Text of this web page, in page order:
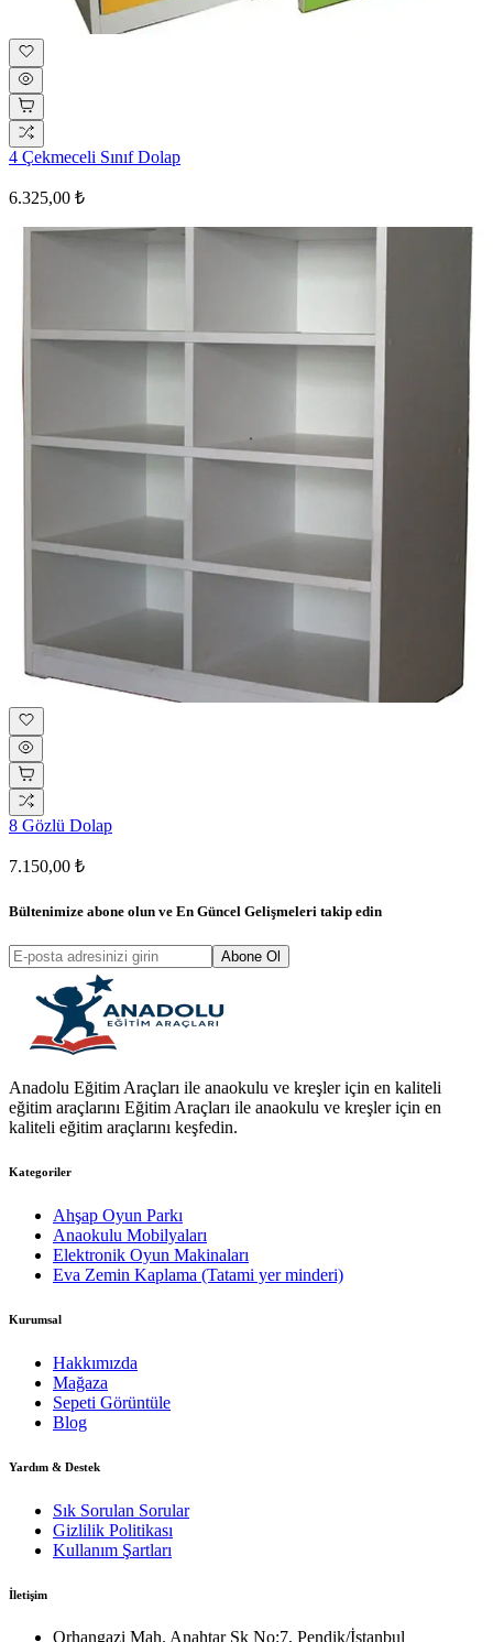
4 Çekmeceli Sınıf Dolap
6.325,00 ₺
8 Gözlü Dolap
7.150,00 ₺
Bültenimize abone olun ve En Güncel Gelişmeleri takip edin
Abone Ol
Anadolu Eğitim Araçları ile anaokulu ve kreşler için en kaliteli
eğitim araçlarını Eğitim Araçları ile anaokulu ve kreşler için en
kaliteli eğitim araçlarını keşfedin.
Kategoriler
Ahşap Oyun Parkı
Anaokulu Mobilyaları
Elektronik Oyun Makinaları
Eva Zemin Kaplama (Tatami yer minderi)
Kurumsal
Hakkımızda
Mağaza
Sepeti Görüntüle
Blog
Yardım & Destek
Sık Sorulan Sorular
Gizlilik Politikası
Kullanım Şartları
İletişim
Orhangazi Mah. Anahtar Sk No:7, Pendik/İstanbul